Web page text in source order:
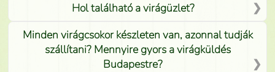
Hol található a virágüzlet?
Minden virágcsokor készleten van, azonnal tudják
szállítani? Mennyire gyors a virágküldés
Budapestre?